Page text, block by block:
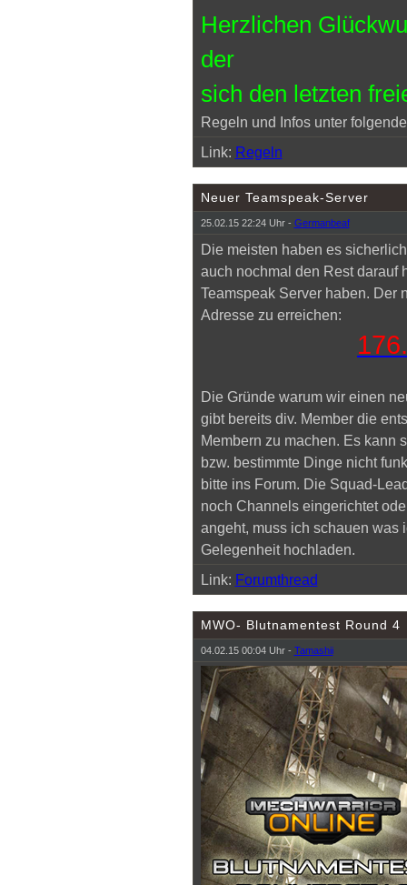
Herzlichen
der
sich den letzten
Regeln und Infos unter
Link: Regeln
Neuer Teamspeak-Server
25.02.15 22:24 Uhr - Germanbeaf
Die meisten haben es
auch nochmal den Rest darauf
Teamspeak Server haben. Der
Adresse zu erreichen:
Die Gründe warum wir einen
gibt bereits div. Member die
Membern zu machen. Es kann
bzw. bestimmte Dinge nicht
bitte ins Forum. Die Squad-
noch Channels eingerichtet
angeht, muss ich schauen was
Gelegenheit hochladen.
Link: Forumthread
MWO- Blutnamentest Round 4
04.02.15 00:04 Uhr - Tamashii